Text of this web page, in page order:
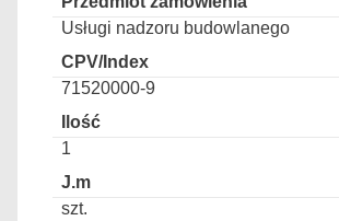
Usługi nadzoru budowlanego
71520000-9
1
szt.